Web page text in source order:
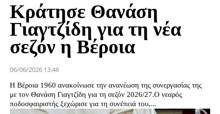
Κράτησε Θανάση
Γιαγτζίδη για τη νέα
σεζόν η Βέροια
06/06/2026 13:46
Η Βέροια 1960 ανακοίνωσε την ανανέωση της συνεργασίας της
με τον Θανάση Γιαγτζίδη για τη σεζόν 2026/27.Ο νεαρός
ποδοσφαιριστής ξεχώρισε για τη συνέπειά του,...